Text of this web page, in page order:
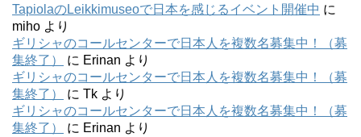
TapiolaのLeikkimuseoで日本を感じるイベント開催中 に
miho より
ギリシャのコールセンターで日本人を複数名募集中！（募
集終了）
に Erinan より
ギリシャのコールセンターで日本人を複数名募集中！（募
集終了）
に Tk より
ギリシャのコールセンターで日本人を複数名募集中！（募
集終了）
に Erinan より